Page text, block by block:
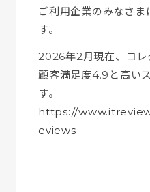
ご利用企業のみなさ
す。
2026年2月現在、コレ
顧客満足度4.9と高い
す。
https://
eviews